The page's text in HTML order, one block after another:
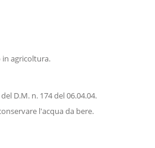
in agricoltura.
D.M. n. 174 del 06.04.04.
l'acqua da bere.